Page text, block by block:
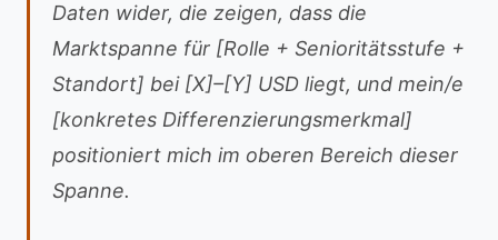
Daten wider, die zeigen, dass die
Marktspanne für [Rolle + Senioritätsstufe +
Standort] bei [X]–[Y] USD liegt, und mein/e
[konkretes Differenzierungsmerkmal]
positioniert mich im oberen Bereich dieser
Spanne.